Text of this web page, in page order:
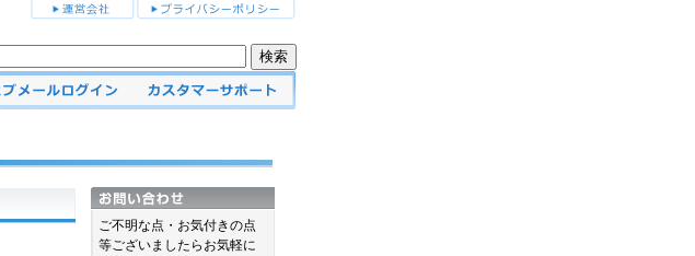
ご不明な点・お気付きの点
等ございましたらお気軽に